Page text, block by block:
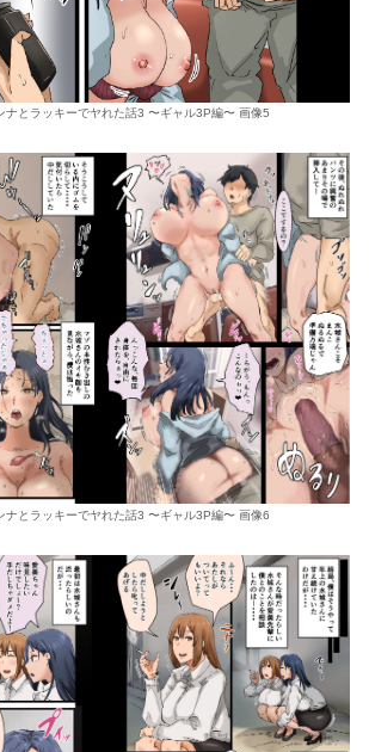
ナとラッキーでヤれた話3 〜ギャル3P編〜 画像5
ナとラッキーでヤれた話3 〜ギャル3P編〜 画像6